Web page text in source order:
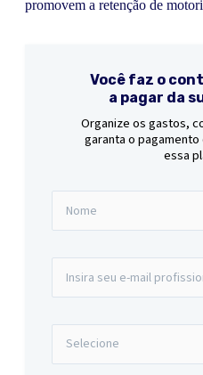
promovem a retenção de
Você faz o
a pagar da
Organize os gastos,
garanta o
essa